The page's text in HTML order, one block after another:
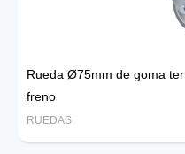
Rueda Ø75mm de goma
freno
RUEDAS